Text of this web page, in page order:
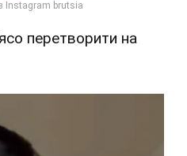
перетворити на